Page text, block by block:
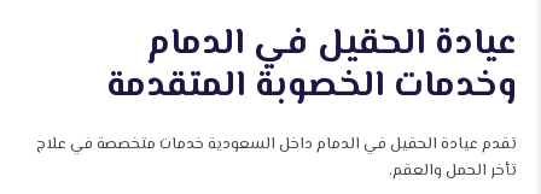
عيادة الحقيل في الدمام
وخدمات الخصوبة المتقدمة
تقدم عيادة الحقيل في الدمام داخل السعودية خدمات متخصصة في علاج
تأخر الحمل والعقم.